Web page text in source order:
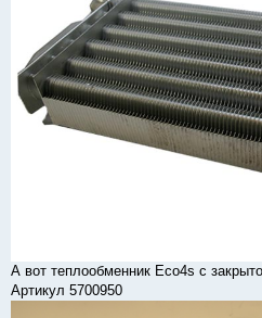
А вот теплообменник Eco4s с
Артикул 5700950